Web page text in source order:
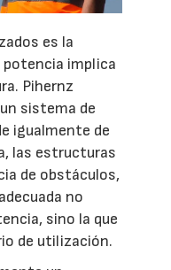
es la
potencia implica
Pihernz
sistema de
igualmente de
las estructuras
de obstáculos,
no
sino la que
de utilización.